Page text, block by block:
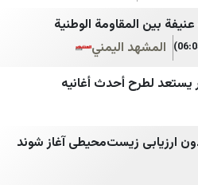
شانا
شبستان
شرق
عصر ایران
الوطنية
أغانيه
آغاز شوند